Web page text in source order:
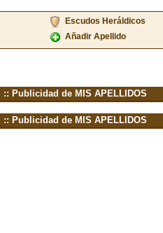
Escudos Heráldicos
Añadir Apellido
:: Publicidad de MIS APELLIDOS
:: Publicidad de MIS APELLIDOS